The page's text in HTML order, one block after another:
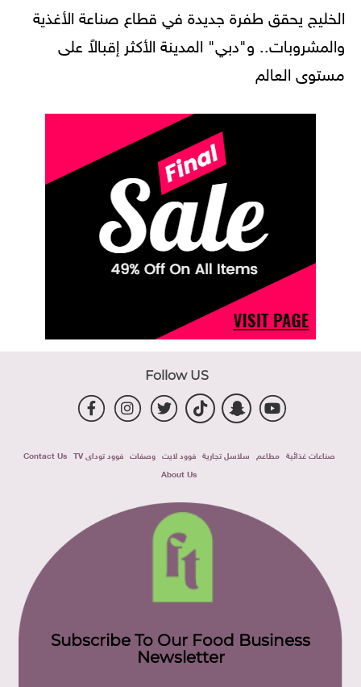
الخليج يحقق طفرة جديدة في قطاع صناعة الأغذية
والمشروبات.. و"دبي" المدينة الأكثر إقبالاً على
مستوى العالم
Follow US
صناعات غذائية مطاعم سلاسل تجارية فوود لايت وصفات فوود توداى TV
Contact Us
About Us
Subscribe To Our Food Business
Newsletter